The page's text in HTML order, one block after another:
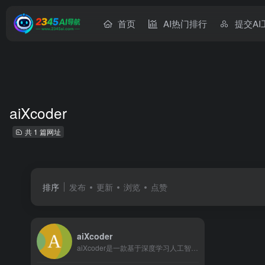
首页 AI热门排行 提交AI
aiXcoder
共 1 篇网址
排序 发布 更新 浏览 点赞
aiXcoder